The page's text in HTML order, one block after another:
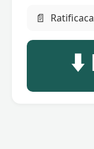
📄
⬇️